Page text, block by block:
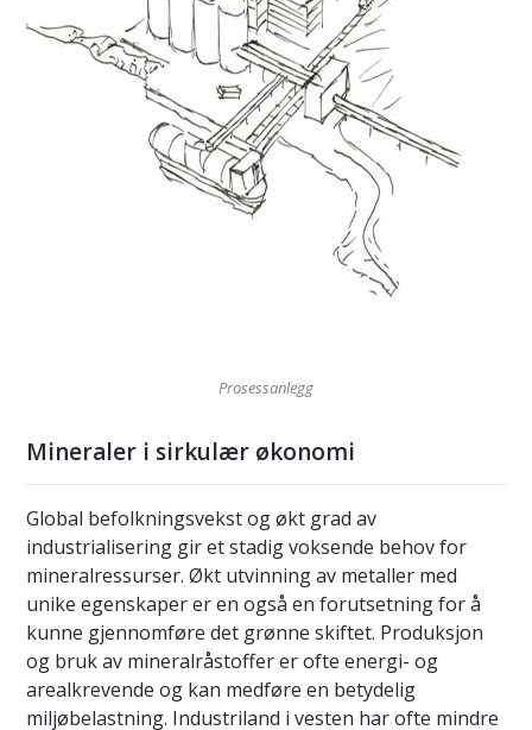
Prosessanlegg
Mineraler i sirkulær økonomi
Global befolkningsvekst og økt grad av
industrialisering gir et stadig voksende behov for
mineralressurser. Økt utvinning av metaller med
unike egenskaper er en også en forutsetning for å
kunne gjennomføre det grønne skiftet. Produksjon
og bruk av mineralråstoffer er ofte energi- og
arealkrevende og kan medføre en betydelig
miljøbelastning. Industriland i vesten har ofte mindre